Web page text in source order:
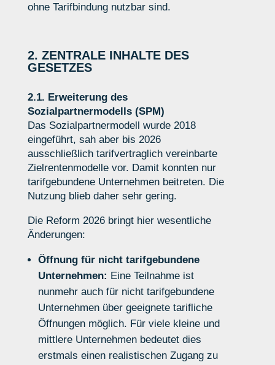
ohne Tarifbindung nutzbar sind.
2. ZENTRALE INHALTE DES
GESETZES
2.1. Erweiterung des
Sozialpartnermodells (SPM)
Das Sozialpartnermodell wurde 2018
eingeführt, sah aber bis 2026
ausschließlich tarifvertraglich vereinbarte
Zielrentenmodelle vor. Damit konnten nur
tarifgebundene Unternehmen beitreten. Die
Nutzung blieb daher sehr gering.
Die Reform 2026 bringt hier wesentliche
Änderungen:
Öffnung für nicht tarifgebundene
Unternehmen: Eine Teilnahme ist
nunmehr auch für nicht tarifgebundene
Unternehmen über geeignete tarifliche
Öffnungen möglich. Für viele kleine und
mittlere Unternehmen bedeutet dies
erstmals einen realistischen Zugang zu